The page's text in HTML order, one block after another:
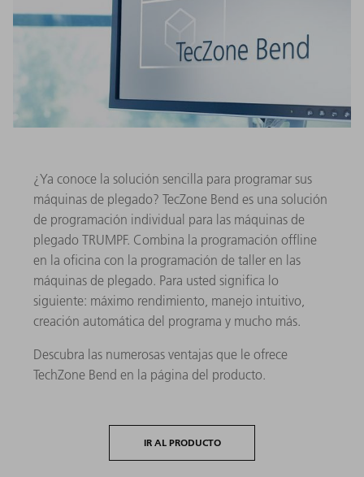
¿Ya conoce la solución sencilla para programar sus
máquinas de plegado? TecZone Bend es una solución
de programación individual para las máquinas de
plegado TRUMPF. Combina la programación offline
en la oficina con la programación de taller en las
máquinas de plegado. Para usted significa lo
siguiente: máximo rendimiento, manejo intuitivo,
creación automática del programa y mucho más.
Descubra las numerosas ventajas que le ofrece
TechZone Bend en la página del producto.
IR AL PRODUCTO